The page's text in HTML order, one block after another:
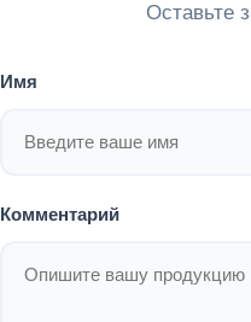
Оставьте
Имя
Комментарий